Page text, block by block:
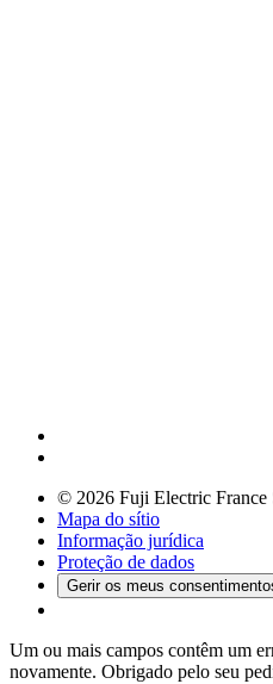
© 2026 Fuji Electric France
Mapa do sítio
Informação jurídica
Proteção de dados
Gerir os meus
Um ou mais campos contêm um
novamente. Obrigado pelo seu